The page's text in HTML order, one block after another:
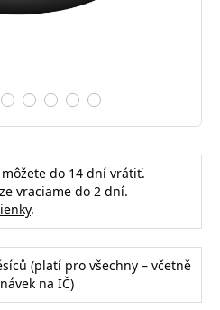
môžete do 14 dní vrátiť.
vraciame do 2 dní.
.
(platí pro všechny – včetně
na IČ)